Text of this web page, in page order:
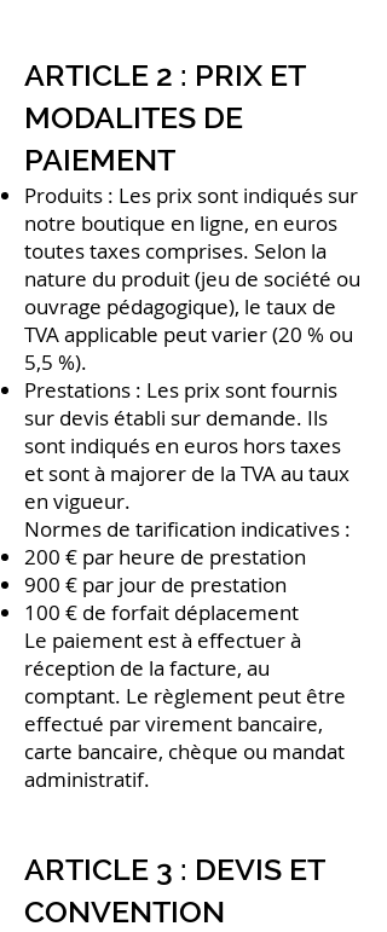
ARTICLE 2 : PRIX ET
MODALITES DE
PAIEMENT
Produits : Les prix sont indiqués sur
notre boutique en ligne, en euros
toutes taxes comprises. Selon la
nature du produit (jeu de société ou
ouvrage pédagogique), le taux de
TVA applicable peut varier (20 % ou
5,5 %).
Prestations : Les prix sont fournis
sur devis établi sur demande. Ils
sont indiqués en euros hors taxes
et sont à majorer de la TVA au taux
en vigueur.
Normes de tarification indicatives :
200 € par heure de prestation
900 € par jour de prestation
100 € de forfait déplacement
Le paiement est à effectuer à
réception de la facture, au
comptant. Le règlement peut être
effectué par virement bancaire,
carte bancaire, chèque ou mandat
administratif.
ARTICLE 3 : DEVIS ET
CONVENTION